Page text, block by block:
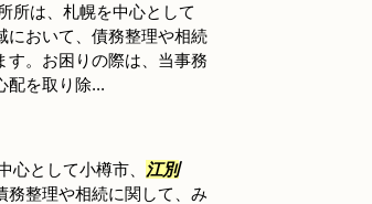
所は、札幌を中心として
において、債務整理や相続
す。お困りの際は、当事務
配を取り除...
心として小樽市、
江別
務整理や相続に関して、み